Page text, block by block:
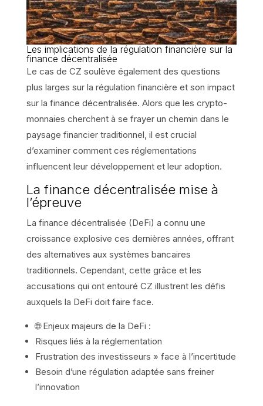
Les implications de la régulation financière sur la
finance décentralisée
Le cas de CZ soulève également des questions
plus larges sur la régulation financière et son impact
sur la finance décentralisée. Alors que les crypto-
monnaies cherchent à se frayer un chemin dans le
paysage financier traditionnel, il est crucial
d’examiner comment ces réglementations
influencent leur développement et leur adoption.
La finance décentralisée mise à
l’épreuve
La finance décentralisée (DeFi) a connu une
croissance explosive ces dernières années, offrant
des alternatives aux systèmes bancaires
traditionnels. Cependant, cette grâce et les
accusations qui ont entouré CZ illustrent les défis
auxquels la DeFi doit faire face.
🌐 Enjeux majeurs de la DeFi :
Risques liés à la réglementation
Frustration des investisseurs » face à l’incertitude
Besoin d’une régulation adaptée sans freiner
l’innovation